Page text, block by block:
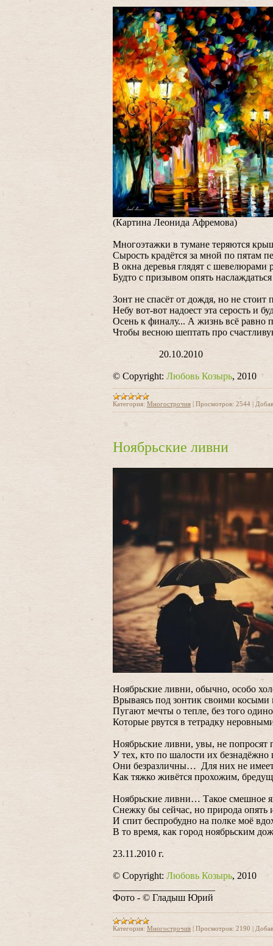
(Картина Леонида Афремова)
Многоэтажки в тумане теряются
Сырость крадётся за мной по пятам
В окна деревья глядят с
Будто с призывом опять
Зонт не спасёт от дождя, но не стоит
Небу вот-вот надоест эта серость и
Осень к финалу... А жизнь всё равно
Чтобы весною шептать про
20.10.2010
© Copyright: Любовь Козырь, 2010
Категория: Многострочия | Просмотров: 2544 |
Ноябрьские ливни
Ноябрьские ливни, обычно, особо
Врываясь под зонтик своими косыми
Пугают мечты о тепле, без того
Которые рвутся в тетрадку
Ноябрьские ливни, увы, не попросят
У тех, кто по шалости их
Они безразличны… Для них не имеет
Как тяжко живётся прохожим,
Ноябрьские ливни… Такое смешное
Снежку бы сейчас, но природа опять
И спит беспробудно на полке моё
В то время, как город ноябрьским
23.11.2010 г.
© Copyright: Любовь Козырь, 2010
Фото - © Гладыш Юрий
Категория: Многострочия | Просмотров: 2190 |